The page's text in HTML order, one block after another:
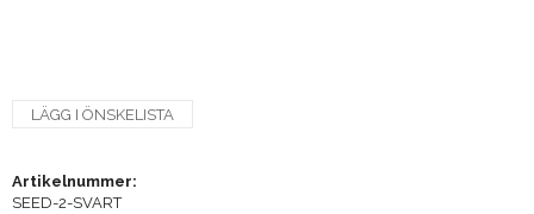
LÄGG I ÖNSKELISTA
Artikelnummer:
SEED-2-SVART